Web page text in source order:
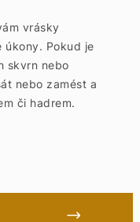
vrásky
úkony. Pokud je
skvrn nebo
nebo zamést a
či hadrem.